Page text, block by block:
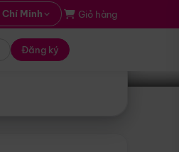
Chí Minh Giỏ hàng
Đăng ký
Tìm tour